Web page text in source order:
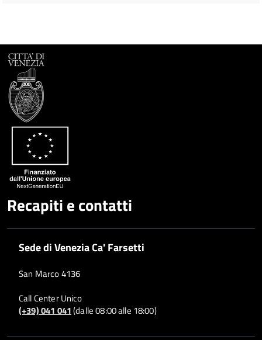
Recapiti e contatti
Sede di Venezia Ca' Farsetti
San Marco 4136
Call Center Unico
(+39) 041 041(dalle 08:00 alle 18:00)